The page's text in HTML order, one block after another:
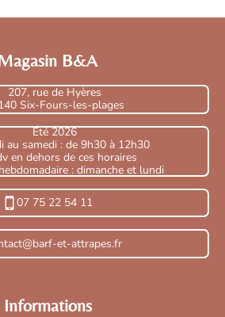
Magasin B&A
207, rue de Hyères
Six-Fours-les-plages
Été 2026
au samedi : de 9h30 à 12h30
en dehors de ces horaires
: dimanche et lundi
07 75 22 54 11
et-attrapes.fr
Informations